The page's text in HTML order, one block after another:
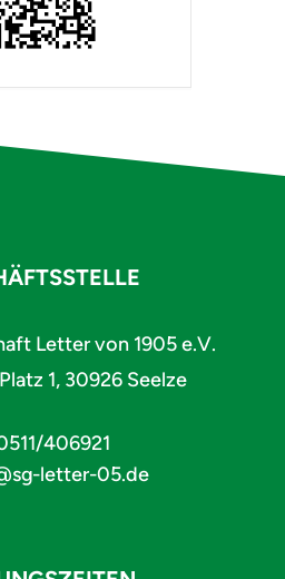
Letter von 1905 e.V.
1, 30926 Seelze
406921
letter-05.de